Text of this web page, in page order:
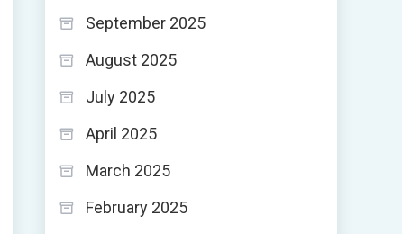
September 2025
August 2025
July 2025
April 2025
March 2025
February 2025